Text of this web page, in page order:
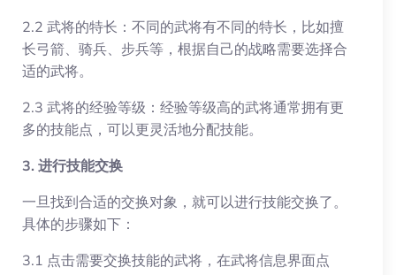
2.2 武将的特长：不同的武将有不同的特长，比如擅
长弓箭、骑兵、步兵等，根据自己的战略需要选择合
适的武将。
2.3 武将的经验等级：经验等级高的武将通常拥有更
多的技能点，可以更灵活地分配技能。
3. 进行技能交换
一旦找到合适的交换对象，就可以进行技能交换了。
具体的步骤如下：
3.1 点击需要交换技能的武将，在武将信息界面点